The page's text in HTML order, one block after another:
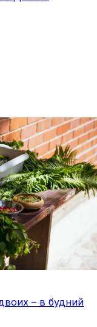
– в будний